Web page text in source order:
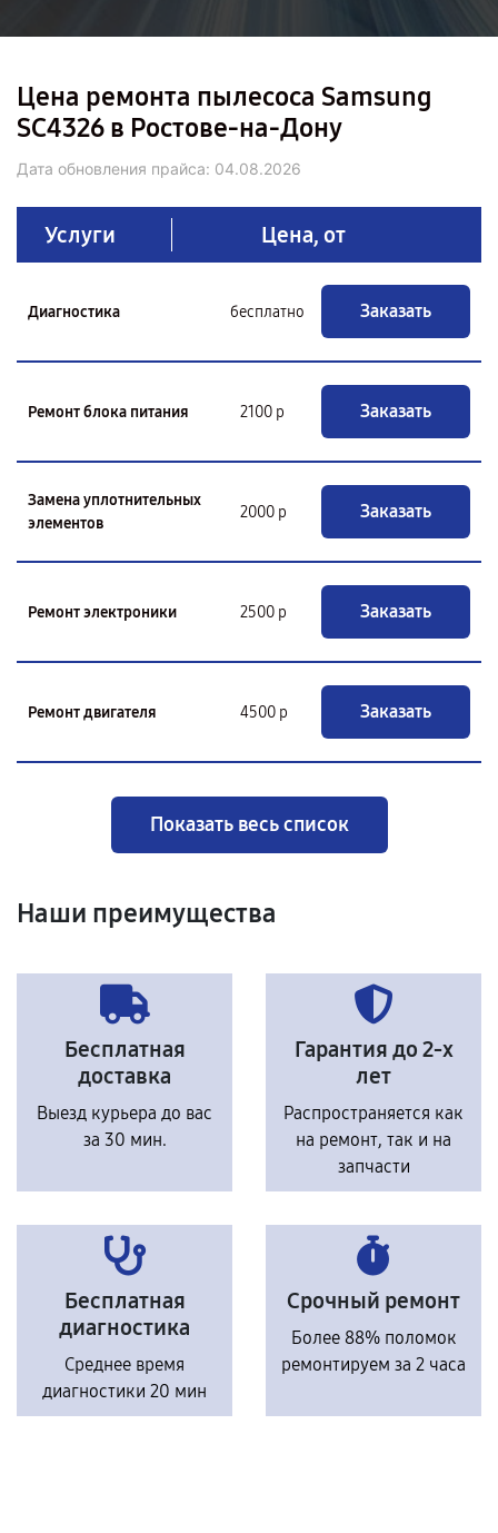
Цена ремонта пылесоса Samsung
SC4326 в Ростове-на-Дону
Дата обновления прайса: 04.08.2026
Услуги Цена, от
Диагностика бесплатно Заказать
Ремонт блока питания 2100 р Заказать
Замена уплотнительных
элементов
2000 р Заказать
Ремонт электроники 2500 р Заказать
Ремонт двигателя 4500 р Заказать
Показать весь список
Наши преимущества
Бесплатная
доставка
Выезд курьера до вас
за 30 мин.
Гарантия до 2-х
лет
Распространяется как
на ремонт, так и на
запчасти
Бесплатная
диагностика
Среднее время
диагностики 20 мин
Срочный ремонт
Более 88% поломок
ремонтируем за 2 часа